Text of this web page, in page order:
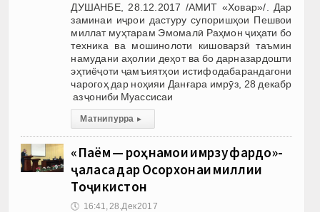
ДУШАНБЕ, 28.12.2017 /АМИТ «Ховар»/. Дар
заминаи иҷрои дастуру супоришҳои Пешвои
миллат муҳтарам Эмомалӣ Раҳмон ҷиҳати бо
техника ва мошинолоти кишоварзӣ таъмин
намудани аҳолии деҳот ва бо дарназардошти
эҳтиёҷоти ҷамъиятҳои истифодабарандагони
чарогоҳ дар ноҳияи Данғара имрӯз, 28 декабр
аз ҷониби Муассисаи
Матни пурра ▸
«Паём — роҳнамои имрӯзу фардо»-
ҷаласа дар Осорхонаи миллии
Тоҷикистон
🕔 16:41, 28.Дек 2017